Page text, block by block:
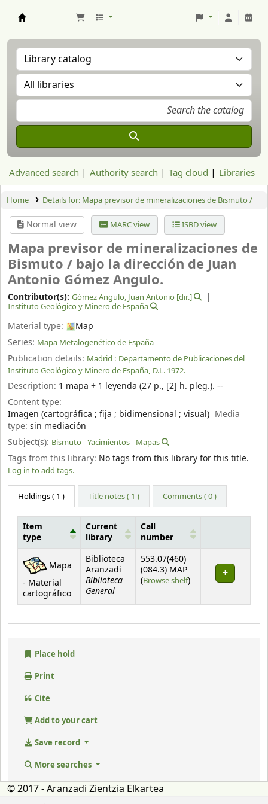
Advanced search Authority search Tag cloud Libraries
Home Details for: Mapa previsor de mineralizaciones de Bismuto /
Normal view MARC view ISBD view
Mapa previsor de mineralizaciones de
Bismuto / bajo la dirección de Juan
Antonio Gómez Angulo.
Contributor(s): Gómez Angulo, Juan Antonio [dir.]
Instituto Geológico y Minero de España
Material type:
Map
Series: Mapa Metalogenético de España
Publication details: Madrid : Departamento de Publicaciones del
Instituto Geológico y Minero de España, D.L. 1972.
Description: 1 mapa + 1 leyenda (27 p., [2] h. pleg.). --
Content type:
Imagen (cartográfica ; fija ; bidimensional ; visual) Media
type: sin mediación
Subject(s): Bismuto - Yacimientos - Mapas
Tags from this library: No tags from this library for this title.
Log in to add tags.
Holdings( 1 ) Title notes ( 1 ) Comments ( 0 )
Holdings
Item
type
Current
library
Call
number
Mapa
- Material
cartográfico
Biblioteca
Aranzadi
Biblioteca
General
553.07(460)
(084.3) MAP
(Browse shelf(Opens below)
)
Place hold
Print
Cite
Add to your cart
Save record
More searches
© 2017 - Aranzadi Zientzia Elkartea